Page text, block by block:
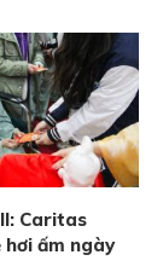
Caritas
hơi ấm ngày